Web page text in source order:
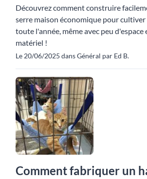
Découvrez comment construire
serre maison économique pour
toute l'année, même avec peu d'espace
matériel !
Le 20/06/2025 dans Général par Ed B.
Comment fabriquer un